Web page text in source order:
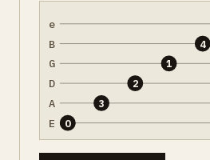
e
B
G
D
A
E 0
3
2
1
4